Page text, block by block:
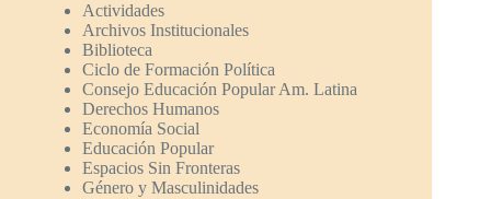
Actividades
Archivos Institucionales
Biblioteca
Ciclo de Formación Política
Consejo Educación Popular Am. Latina
Derechos Humanos
Economía Social
Educación Popular
Espacios Sin Fronteras
Género y Masculinidades